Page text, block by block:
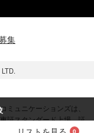
0
集
ミュニケーションズは、
証スタンダード上場 証